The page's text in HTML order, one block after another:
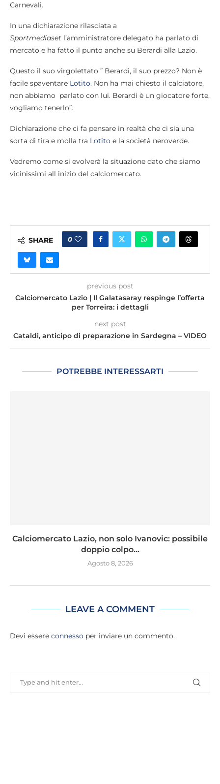
Carnevali.
In una dichiarazione rilasciata a
Sportmediaset l’amministratore delegato ha parlato di
mercato e ha fatto il punto anche su Berardi alla Lazio.
Questo il suo virgolettato ” Berardi, il suo prezzo? Non è
facile spaventare Lotito. Non ha mai chiesto il calciatore,
non abbiamo parlato con lui. Berardi è un giocatore forte,
vogliamo tenerlo”.
Dichiarazione che ci fa pensare in realtà che ci sia una
sorta di tira e molla tra Lotito e la società neroverde.
Vedremo come si evolverà la situazione dato che siamo
vicinissimi all inizio del calciomercato.
SHARE 0
previous post
Calciomercato Lazio | Il Galatasaray respinge l’offerta
per Torreira: i dettagli
next post
Cataldi, anticipo di preparazione in Sardegna – VIDEO
POTREBBE INTERESSARTI
Calciomercato Lazio, non solo Ivanovic: possibile
doppio colpo...
Agosto 8, 2026
LEAVE A COMMENT
Devi essere connesso per inviare un commento.